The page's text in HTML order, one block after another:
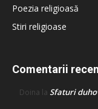
Poezia religioasă
Stiri religioase
Comentarii
Doina la Sfaturi